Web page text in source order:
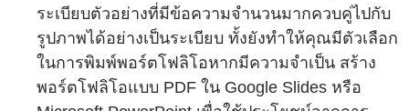
ระเบียบตัวอย่างที่มีข้อความจำนวนมากควบคู่ไปกับ
รูปภาพได้อย่างเป็นระเบียบ ทั้งยังทำให้คุณมีตัวเลือก
ในการพิมพ์พอร์ตโฟลิโอหากมีความจำเป็น สร้าง
พอร์ตโฟลิโอแบบ PDF ใน Google Slides หรือ